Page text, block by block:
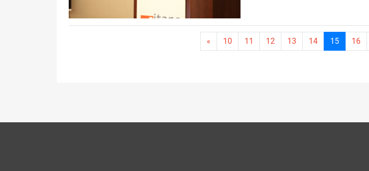
« 10 11 12 13 14 15Aktuálna
stránka
16